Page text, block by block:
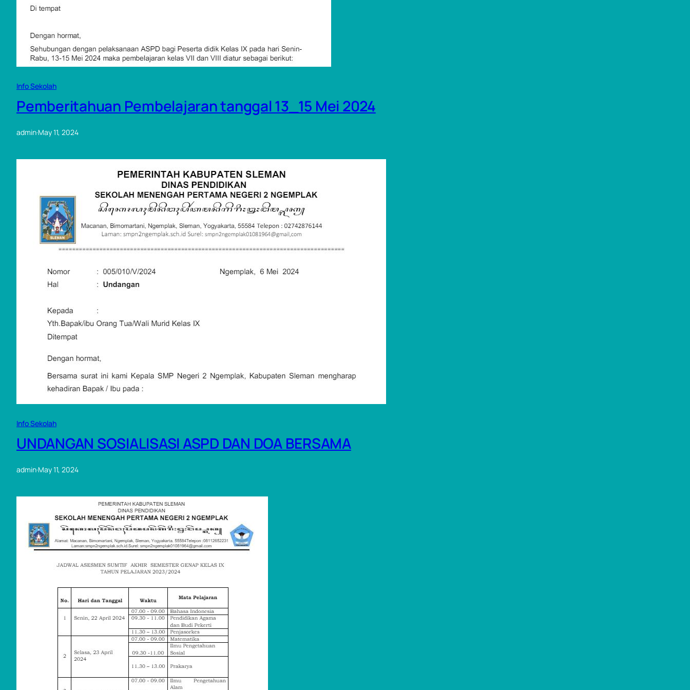
Info Sekolah
Pemberitahuan Pembelajaran tanggal 13_15 Mei 2024
admin·May 11, 2024
Info Sekolah
UNDANGAN SOSIALISASI ASPD DAN DOA BERSAMA
admin·May 11, 2024